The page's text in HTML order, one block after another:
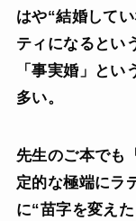
はや“結婚して
ティになるとい
「事実婚」と
多い。
先生のご本でも
定的な極端にラ
に“苗字を変え